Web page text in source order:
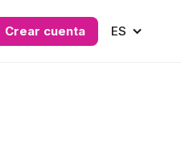
Crear cuenta ES